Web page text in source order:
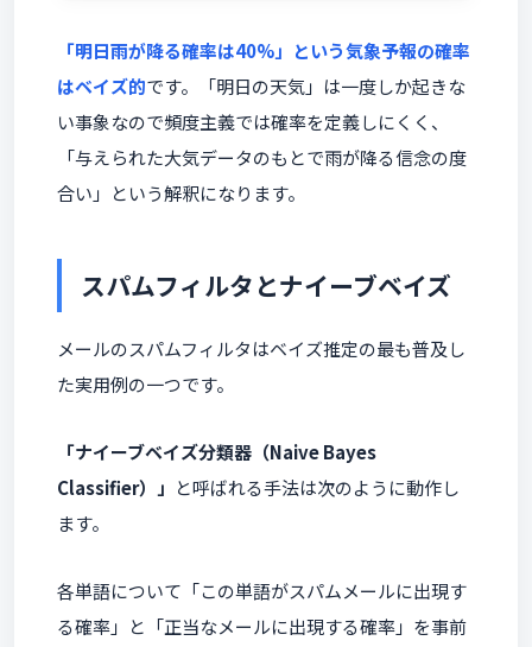
「明日雨が降る確率は40%」という気象予報の確率
はベイズ的です。「明日の天気」は一度しか起きな
い事象なので頻度主義では確率を定義しにくく、
「与えられた大気データのもとで雨が降る信念の度
合い」という解釈になります。
スパムフィルタとナイーブベイズ
メールのスパムフィルタはベイズ推定の最も普及し
た実用例の一つです。
「ナイーブベイズ分類器（Naive Bayes
Classifier）」 と呼ばれる手法は次のように動作し
ます。
各単語について「この単語がスパムメールに出現す
る確率」と「正当なメールに出現する確率」を事前